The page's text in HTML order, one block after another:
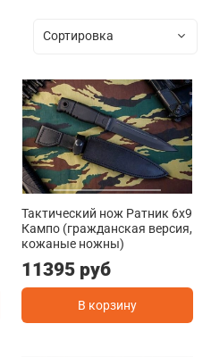
Тактический нож Ратник 6х9
Кампо (гражданская версия,
кожаные ножны)
11395 руб
В корзину